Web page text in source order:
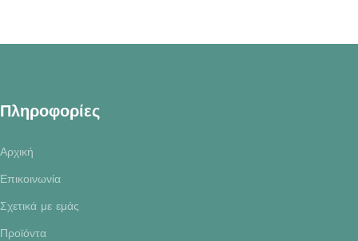
Πληροφορίες
Αρχική
Επικοινωνία
Σχετικά με εμάς
Προϊόντα